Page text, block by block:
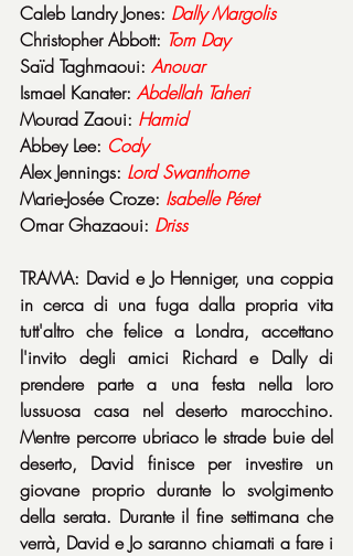
Caleb Landry Jones: Dally Margolis
Christopher Abbott: Tom Day
Saïd Taghmaoui: Anouar
Ismael Kanater: Abdellah Taheri
Mourad Zaoui: Hamid
Abbey Lee: Cody
Alex Jennings: Lord Swanthorne
Marie-Josée Croze: Isabelle Péret
Omar Ghazaoui: Driss
TRAMA: David e Jo Henniger, una coppia
in cerca di una fuga dalla propria vita
tutt'altro che felice a Londra, accettano
l'invito degli amici Richard e Dally di
prendere parte a una festa nella loro
lussuosa casa nel deserto marocchino.
Mentre percorre ubriaco le strade buie del
deserto, David finisce per investire un
giovane proprio durante lo svolgimento
della serata. Durante il fine settimana che
verrà, David e Jo saranno chiamati a fare i